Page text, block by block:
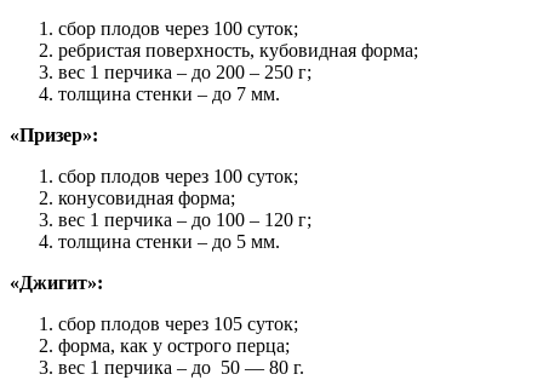
сбор плодов через 100 суток;
ребристая поверхность, кубовидная форма;
вес 1 перчика – до 200 – 250 г;
толщина стенки – до 7 мм.
«Призер»:
сбор плодов через 100 суток;
конусовидная форма;
вес 1 перчика – до 100 – 120 г;
толщина стенки – до 5 мм.
«Джигит»:
сбор плодов через 105 суток;
форма, как у острого перца;
вес 1 перчика – до 50 — 80 г.